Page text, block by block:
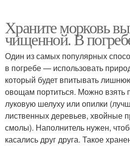
Храните морковь
чищенной. В
Один из самых популярных
в погребе — использовать
который будет впитывать
овощам портиться. Можно взять
луковую шелуху или опилки
лиственных деревьев, хвойные
смолы). Наполнитель нужен,
касались друг друга. Такое